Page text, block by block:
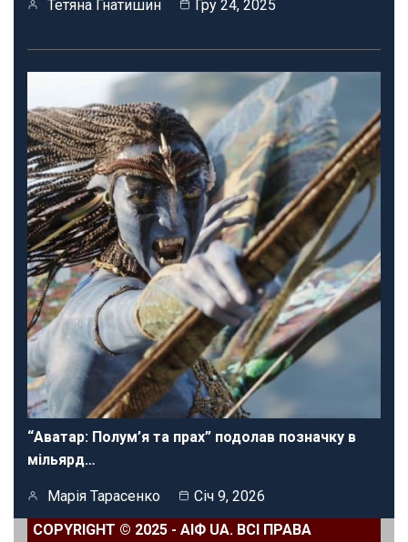
Тетяна Гнатишин Гру 24, 2025
“Аватар: Полум’я та прах” подолав позначку в
мільярд…
Марія Тарасенко
Січ 9, 2026
COPYRIGHT © 2025 - АІФ UA. ВСІ ПРАВА